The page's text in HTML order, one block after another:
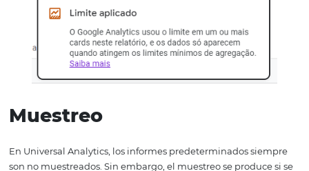
Otra gran diferencia en GA4 para esta industria es la
configuración de audiencias predictivas. En definitiva,
nueva función aporta un plus a tu segmentación de